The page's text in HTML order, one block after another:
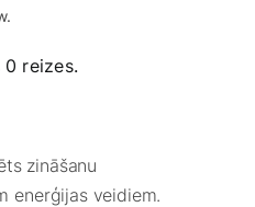
reizes.
zināšanu
enerģijas veidiem.